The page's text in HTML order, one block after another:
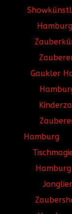
Hamburg
Gaukler
Hamburg
Hamburg